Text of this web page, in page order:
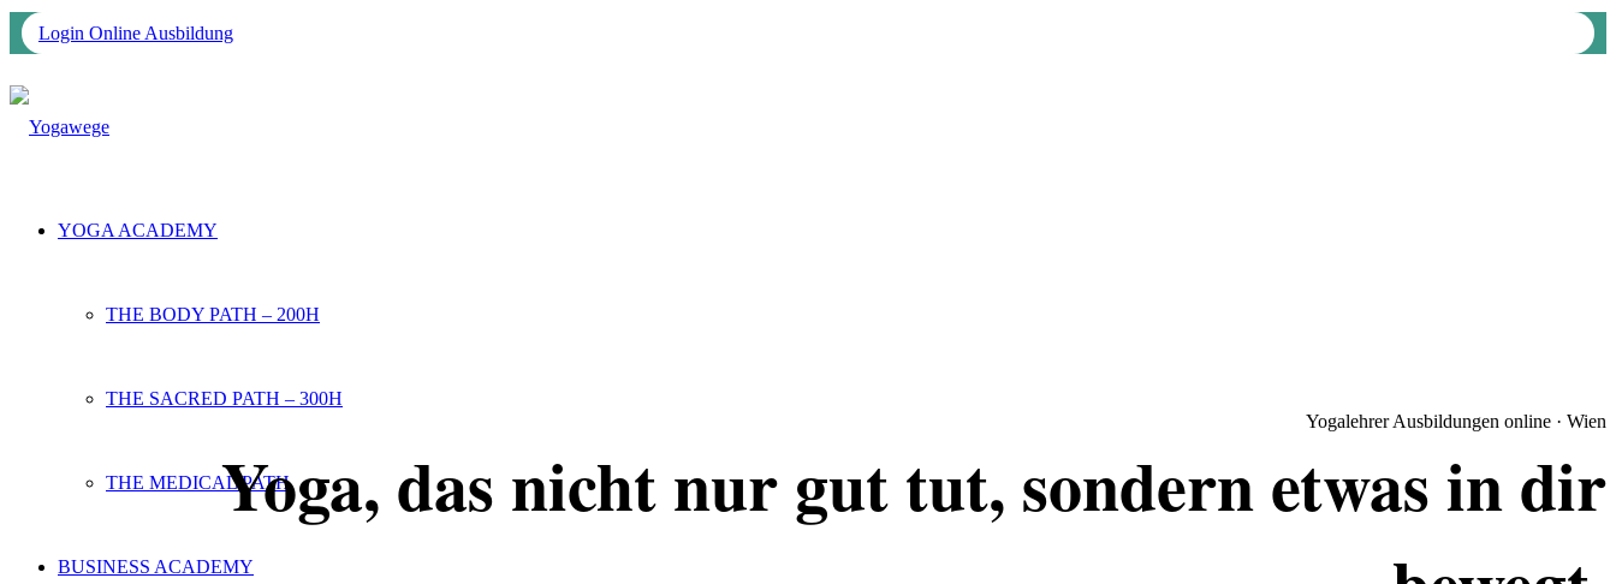
Login Online Ausbildung
YOGA ACADEMY
THE BODY PATH – 200H
THE SACRED PATH – 300H
THE MEDICAL PATH
BUSINESS ACADEMY
Yogalehrer Ausbildungen online · Wien
Yoga, das nicht nur gut tut, sondern etwas in dir